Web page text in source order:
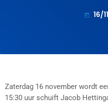
today 16/
Zaterdag 16 november wordt
15:30 uur schuift Jacob